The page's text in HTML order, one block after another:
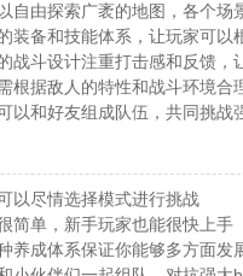
自由探索广袤的地图，各个
装备和技能体系，让玩家可
战斗设计注重打击感和反馈，
根据敌人的特性和战斗环境合
以和好友组成队伍，共同挑
以尽情选择模式进行挑战
简单，新手玩家也能很快上手
养成体系保证你能够多方面发